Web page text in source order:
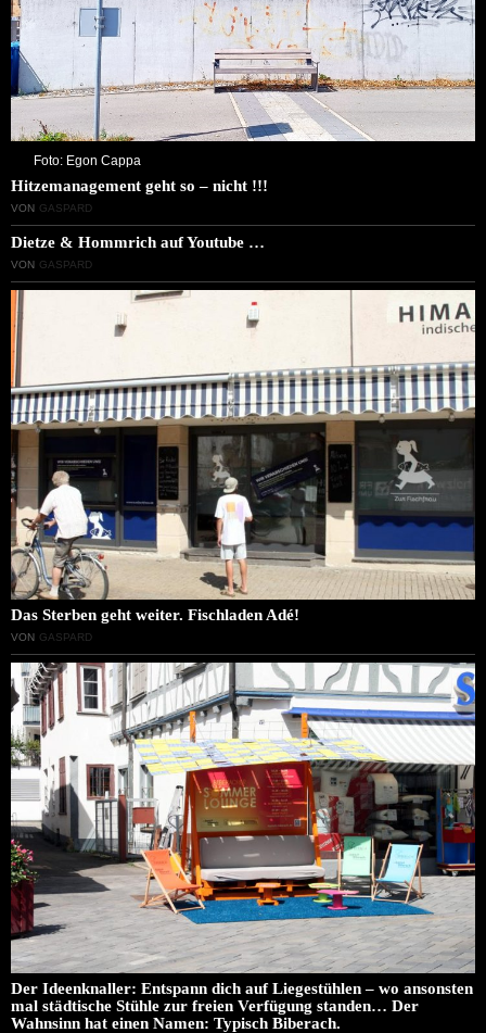
Foto: Egon Cappa
Hitzemanagement geht so – nicht !!!
VON GASPARD
Dietze & Hommrich auf Youtube …
VON GASPARD
Das Sterben geht weiter. Fischladen Adé!
VON GASPARD
Der Ideenknaller: Entspann dich auf Liegestühlen – wo ansonsten
mal städtische Stühle zur freien Verfügung standen… Der
Wahnsinn hat einen Namen: Typisch Biberach.